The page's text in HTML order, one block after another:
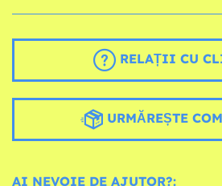
RELAȚII CU
URMĂREȘTE
AI NEVOIE DE AJUTOR?: